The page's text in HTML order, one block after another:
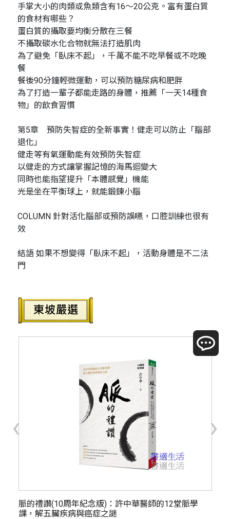
手掌大小的肉類或魚類含有16～20公克。富有蛋白質
的食材有哪些？
蛋白質的攝取要均衡分散在三餐
不攝取碳水化合物就無法打造肌肉
為了避免「臥床不起」，千萬不能不吃早餐或不吃晚
餐
餐後90分鐘輕微運動，可以預防糖尿病和肥胖
為了打造一輩子都能走路的身體，推薦「一天14種食
物」的飲食習慣
第5章 預防失智症的全新事實！健走可以防止「腦部
退化」
健走等有氧運動能有效預防失智症
以健走的方式讓掌握記憶的海馬迴變大
同時也能指望提升「本體感覺」機能
光是坐在平衡球上，就能鍛鍊小腦
COLUMN 針對活化腦部或預防誤嚥，口腔訓練也很有
效
結語 如果不想變得「臥床不起」，活動身體是不二法
門
脈的禮讚(10周年紀念版)：許中華醫師的12堂脈學
課，解五臟疾病與癌症之謎
‹ ›